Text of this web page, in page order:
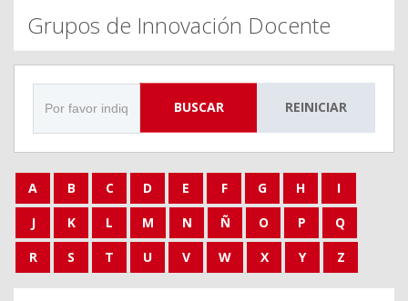
Grupos de Innovación Docente
BUSCAR REINICIAR
A B C D E F G H
I
J
K L M N Ñ O P
Q
R
S T U V W X Y Z